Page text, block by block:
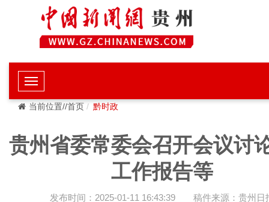
当前位置//首页 黔时政
贵州省委常委会召开会议讨
工作报告等
发布时间：2025-01-11 16:43:39 稿件来源：贵州日